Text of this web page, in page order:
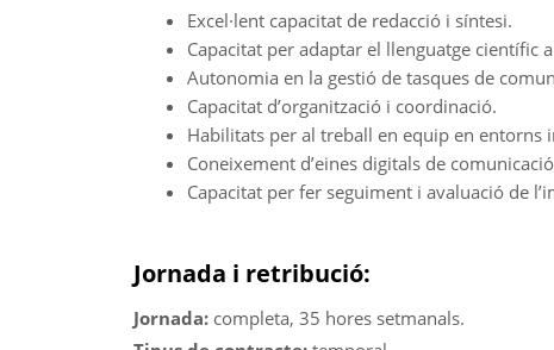
Excel·lent capacitat de redacció i síntesi.
Capacitat per adaptar el llenguatge científic
Autonomia en la gestió de tasques de
Capacitat d’organització i coordinació.
Habilitats per al treball en equip en entorns
Coneixement d’eines digitals de
Capacitat per fer seguiment i avaluació de
Jornada i retribució:
Jornada: completa, 35 hores setmanals.